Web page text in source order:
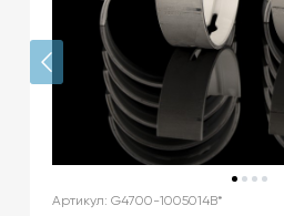
Артикул: G4700-1005014B*